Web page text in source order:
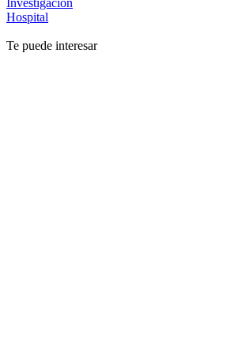
Investigación
Hospital
Te puede interesar